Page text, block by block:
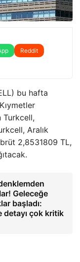
Reddit
bu hafta
Turkcell,
Aralık
brüt 2,8531809 TL,
denklemden
Geleceğe
başladı:
detayı çok kritik